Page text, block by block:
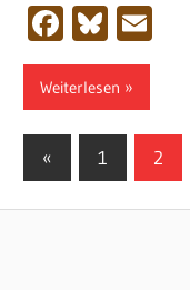
Facebook
Weiterlesen
« Vorherige
Beiträge
1 2